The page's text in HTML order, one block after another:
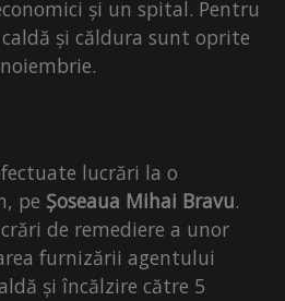
și un spital. Pentru
și căldura sunt oprite
lucrări la o
pe Șoseaua Mihai Bravu.
de remediere a unor
furnizării agentului
și încălzire către 5